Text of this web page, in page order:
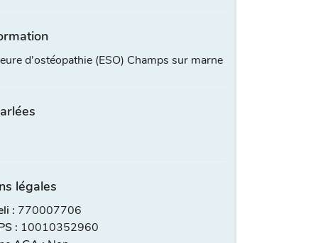
d'ostéopathie (ESO) Champs sur marne
légales
: 770007706
: 10010352960